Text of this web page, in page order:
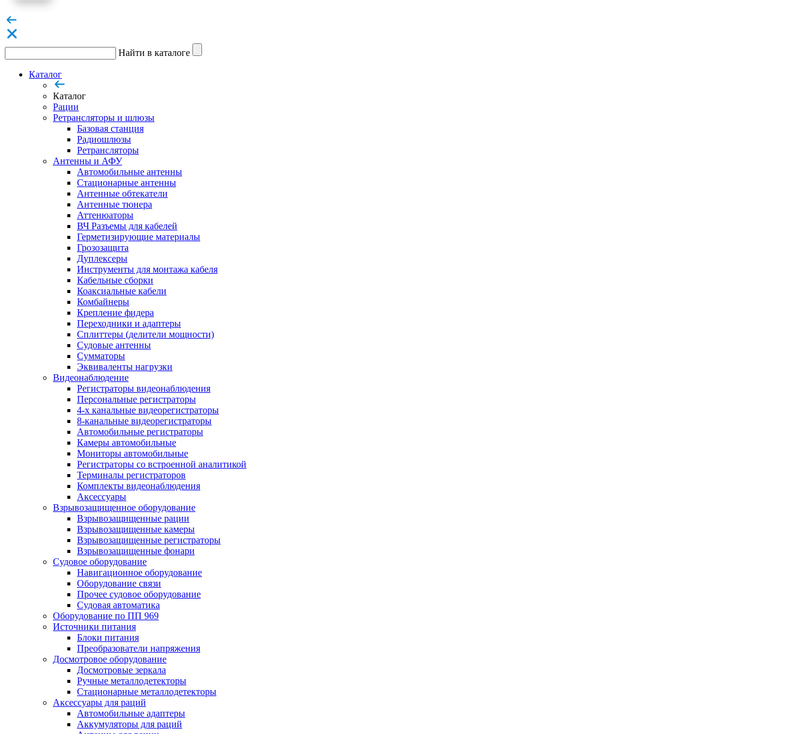
Найти в каталоге
Каталог
Каталог
Рации
Ретрансляторы и шлюзы
Базовая станция
Радиошлюзы
Ретрансляторы
Антенны и АФУ
Автомобильные антенны
Стационарные антенны
Антенные обтекатели
Антенные тюнера
Аттенюаторы
ВЧ Разъемы для кабелей
Герметизирующие материалы
Грозозащита
Дуплексеры
Инструменты для монтажа кабеля
Кабельные сборки
Коаксиальные кабели
Комбайнеры
Крепление фидера
Переходники и адаптеры
Сплиттеры (делители мощности)
Судовые антенны
Сумматоры
Эквиваленты нагрузки
Видеонаблюдение
Регистраторы видеонаблюдения
Персональные регистраторы
4-х канальные видеорегистраторы
8-канальные видеорегистраторы
Автомобильные регистраторы
Камеры автомобильные
Мониторы автомобильные
Регистраторы со встроенной аналитикой
Терминалы регистраторов
Комплекты видеонаблюдения
Аксессуары
Взрывозащищенное оборудование
Взрывозащищенные рации
Взрывозащищенные камеры
Взрывозащищенные регистраторы
Взрывозащищенные фонари
Судовое оборудование
Навигационное оборудование
Оборудование связи
Прочее судовое оборудование
Судовая автоматика
Оборудование по ПП 969
Источники питания
Блоки питания
Преобразователи напряжения
Досмотровое оборудование
Досмотровые зеркала
Ручные металлодетекторы
Стационарные металлодетекторы
Аксессуары для раций
Автомобильные адаптеры
Аккумуляторы для раций